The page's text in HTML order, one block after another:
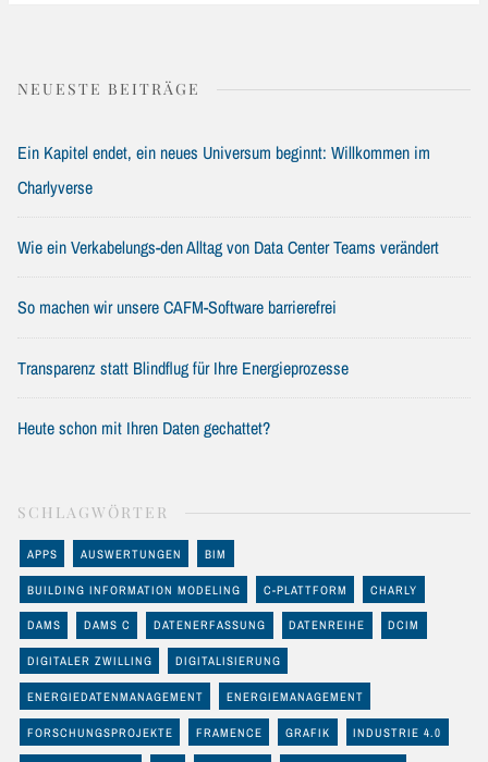
NEUESTE BEITRÄGE
Ein Kapitel endet, ein neues Universum beginnt: Willkommen im
Charlyverse
Wie ein Verkabelungs-den Alltag von Data Center Teams verändert
So machen wir unsere CAFM-Software barrierefrei
Transparenz statt Blindflug für Ihre Energieprozesse
Heute schon mit Ihren Daten gechattet?
SCHLAGWÖRTER
APPS AUSWERTUNGEN BIM
BUILDING INFORMATION MODELING C-PLATTFORM CHARLY
DAMS DAMS C DATENERFASSUNG DATENREIHE DCIM
DIGITALER ZWILLING DIGITALISIERUNG
ENERGIEDATENMANAGEMENT ENERGIEMANAGEMENT
FORSCHUNGSPROJEKTE FRAMENCE GRAFIK INDUSTRIE 4.0